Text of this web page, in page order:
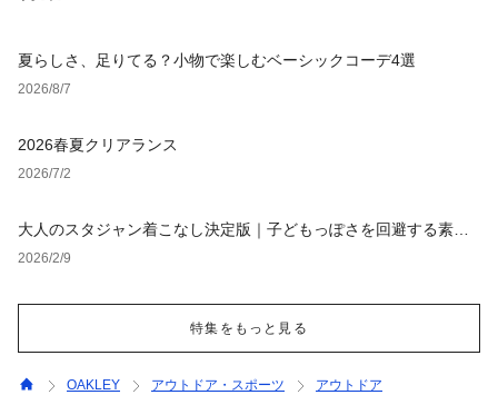
夏らしさ、足りてる？小物で楽しむベーシックコーデ4選
2026/8/7
2026春夏クリアランス
2026/7/2
大人のスタジャン着こなし決定版｜子どもっぽさを回避する素材
選びと定番コーデ【レディース・メンズ】
2026/2/9
特集をもっと見る
OAKLEY アウトドア・スポーツ
アウトドア